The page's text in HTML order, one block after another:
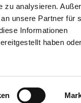
zu analysieren.
unsere Partner für
Informationen
haben
- Cod. Fisc. – P. IVA e
reserved.